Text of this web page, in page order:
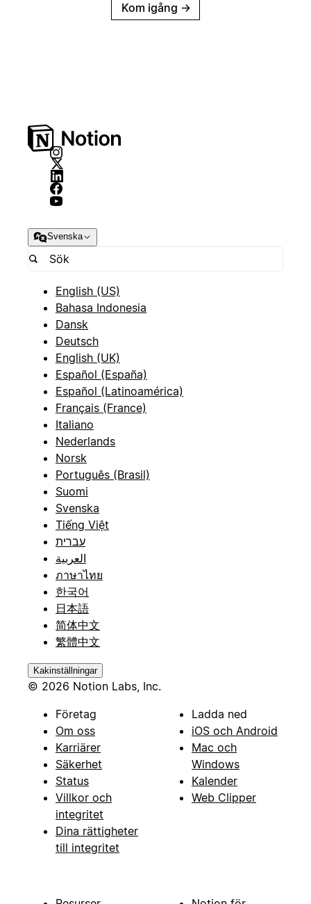
Kom igång →
Svenska
English (US)
Bahasa Indonesia
Dansk
Deutsch
English (UK)
Español (España)
Español (Latinoamérica)
Français (France)
Italiano
Nederlands
Norsk
Português (Brasil)
Suomi
Svenska
Tiếng Việt
עברית
العربية
ภาษาไทย
한국어
日本語
简体中文
繁體中文
Kakinställningar
© 2026 Notion Labs, Inc.
Företag
Om oss
Karriärer
Säkerhet
Status
Villkor och
integritet
Dina rättigheter
till integritet
Ladda ned
iOS och Android
Mac och
Windows
Kalender
Web Clipper